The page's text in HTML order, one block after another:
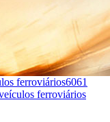
ferroviários6061
ferroviários